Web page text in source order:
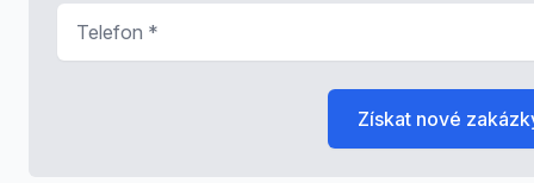
Získat nové